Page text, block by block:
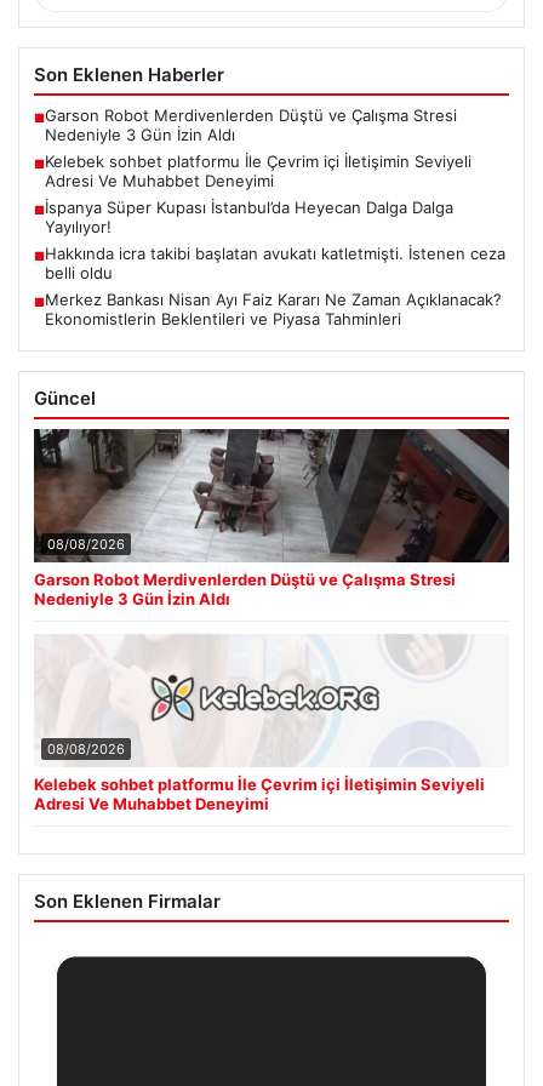
Son Eklenen Haberler
■Garson Robot Merdivenlerden Düştü ve Çalışma Stresi
Nedeniyle 3 Gün İzin Aldı
■Kelebek sohbet platformu İle Çevrim içi İletişimin Seviyeli
Adresi Ve Muhabbet Deneyimi
■İspanya Süper Kupası İstanbul’da Heyecan Dalga Dalga
Yayılıyor!
■Hakkında icra takibi başlatan avukatı katletmişti. İstenen ceza
belli oldu
■Merkez Bankası Nisan Ayı Faiz Kararı Ne Zaman Açıklanacak?
Ekonomistlerin Beklentileri ve Piyasa Tahminleri
Güncel
08/08/2026
Garson Robot Merdivenlerden Düştü ve Çalışma Stresi
Nedeniyle 3 Gün İzin Aldı
08/08/2026
Kelebek sohbet platformu İle Çevrim içi İletişimin Seviyeli
Adresi Ve Muhabbet Deneyimi
Son Eklenen Firmalar